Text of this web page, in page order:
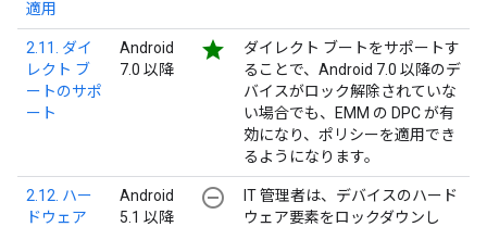
適用
2.11. ダイ
レクト ブ
ートのサポ
ート
Android
7.0 以降
star
ダイレクト ブートをサポートす
ることで、Android 7.0 以降のデ
バイスがロック解除されていな
い場合でも、EMM の DPC が有
効になり、ポリシーを適用でき
るようになります。
2.12. ハー
ドウェア
Android
5.1 以降
remove_circle_outline
IT 管理者は、デバイスのハード
ウェア要素をロックダウンし